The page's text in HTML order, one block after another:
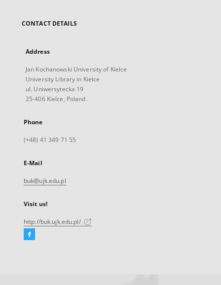
CONTACT DETAILS
Address
Jan Kochanowski University of Kielce
University Library in Kielce
ul. Uniwersytecka 19
25-406 Kielce, Poland
Phone
(+48) 41 349 71 55
E-Mail
buk@ujk.edu.pl
Visit us!
http://buk.ujk.edu.pl/
Facebook